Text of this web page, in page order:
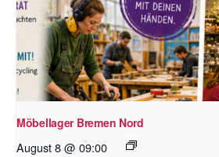
Möbellager Bremen Nord
August 8 @ 09:00